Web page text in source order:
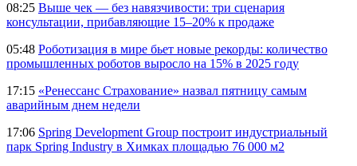
08:25 Выше чек — без навязчивости: три сценария
консультации, прибавляющие 15–20% к продаже
05:48 Роботизация в мире бьет новые рекорды: количество
промышленных роботов выросло на 15% в 2025 году
17:15 «Ренессанс Страхование» назвал пятницу самым
аварийным днем недели
17:06 Spring Development Group построит индустриальный
парк Spring Industry в Химках площадью 76 000 м2